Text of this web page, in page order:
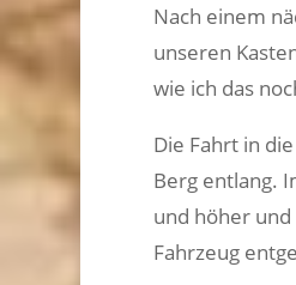
Nach einem
unseren
wie ich das
Die Fahrt in
Berg entlang.
und höher
Fahrzeug